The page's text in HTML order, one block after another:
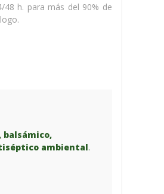
48 h. para más del 90% de
ambiental.